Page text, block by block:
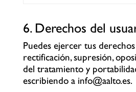
6. Derechos del
Puedes ejercer tus derechos
rectificación, supresión,
del tratamiento y
escribiendo a info@aalto.es.